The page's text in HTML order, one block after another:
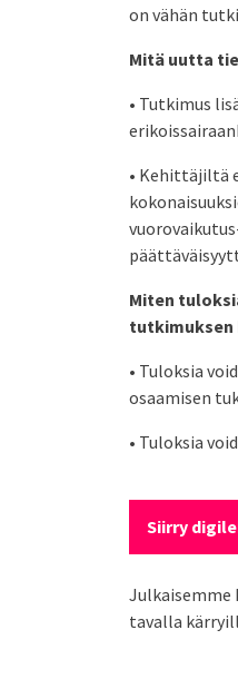
on vähän
Mitä uutta
• Tutkimus
• Kehittäjiltä
Miten
tutkimuksen
• Tuloksia
osaamisen
• Tuloksia
Siirry
tavalla